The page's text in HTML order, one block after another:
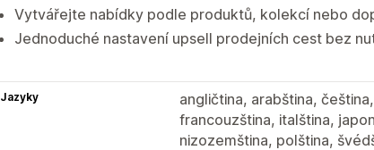
Vytvářejte nabídky podle produktů, kolekcí nebo
Jednoduché nastavení upsell prodejních cest bez
Jazyky
angličtina, arabština,
francouzština, italština,
nizozemština, polština,